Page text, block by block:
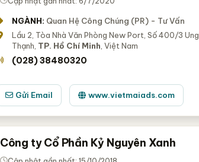
NGÀNH: Quan Hệ Công Chúng (PR) - Tư Vấn
Lầu 2, Tòa Nhà Văn Phòng New Port, Số 400/3 Ung
Thạnh, TP. Hồ Chí Minh , Việt Nam
(028) 38480320
Gửi Email www.vietmaiads.com
Công ty Cổ Phần Kỷ Nguyên Xanh